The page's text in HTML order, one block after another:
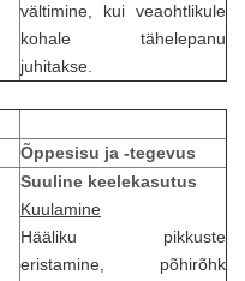
vältimine, kui veaohtlikule
kohale tähelepanu
juhitakse.
Õppesisu ja -tegevus
Suuline keelekasutus
Kuulamine
Hääliku pikkuste
eristamine, põhirõhk